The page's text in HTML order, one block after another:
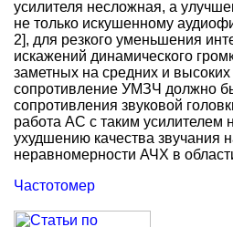
усилителя несложная, а
не только искушенному
2], для резкого уменьшения
искажений динамического
заметных на средних и
сопротивление УМЗЧ должно
сопротивления звуковой
работа АС с таким усилителем
ухудшению качества звучания
неравномерности АЧХ в
Частотомер